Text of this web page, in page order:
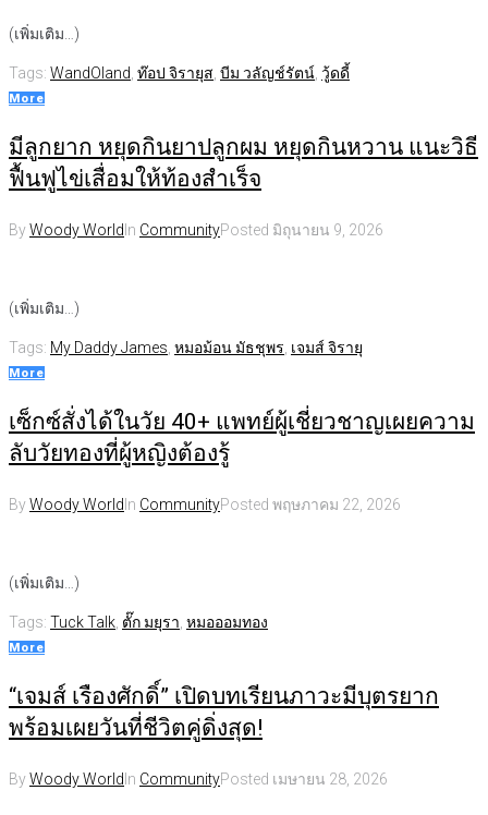
(เพิ่มเติม…)
Tags: WandOland ท๊อป จิรายุส บีม วลัญช์รัตน์ วู้ดดี้
More
มีลูกยาก หยุดกินยาปลูกผม หยุดกินหวาน แนะวิธี
ฟื้นฟูไข่เสื่อมให้ท้องสำเร็จ
ByWoody WorldIn CommunityPosted มิถุนายน 9, 2026
(เพิ่มเติม…)
Tags: My Daddy James หมอม้อน มัธชุพร เจมส์ จิรายุ
More
เซ็กซ์สั่งได้ในวัย 40+ แพทย์ผู้เชี่ยวชาญเผยความ
ลับวัยทองที่ผู้หญิงต้องรู้
ByWoody WorldIn CommunityPosted พฤษภาคม 22, 2026
(เพิ่มเติม…)
Tags: Tuck Talk ตั๊ก มยุรา หมอออมทอง
More
“เจมส์ เรืองศักดิ์” เปิดบทเรียนภาวะมีบุตรยาก
พร้อมเผยวันที่ชีวิตคู่ดิ่งสุด!
ByWoody WorldIn CommunityPosted เมษายน 28, 2026